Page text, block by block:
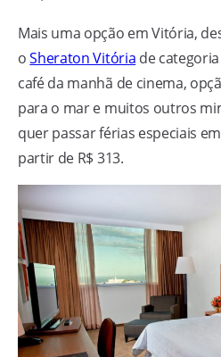
Mais uma opção em Vitória,
oSheraton Vitória de
café da manhã de cinema,
para o mar e muitos outros
quer passar férias especiais
partir de R$ 313.